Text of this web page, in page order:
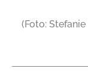
(Foto: